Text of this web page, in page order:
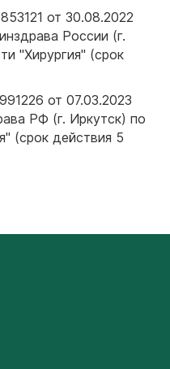
от 30.08.2022
России (г.
"Хирургия" (срок
от 07.03.2023
РФ (г. Иркутск) по
(срок действия 5